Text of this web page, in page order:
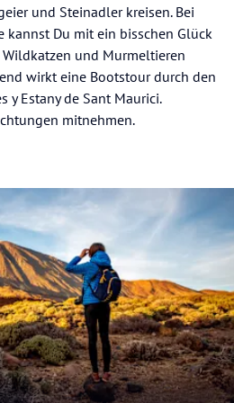
und Steinadler kreisen. Bei
kannst Du mit ein bisschen Glück
und Murmeltieren
wirkt eine Bootstour durch den
y Estany de Sant Maurici.
mitnehmen.